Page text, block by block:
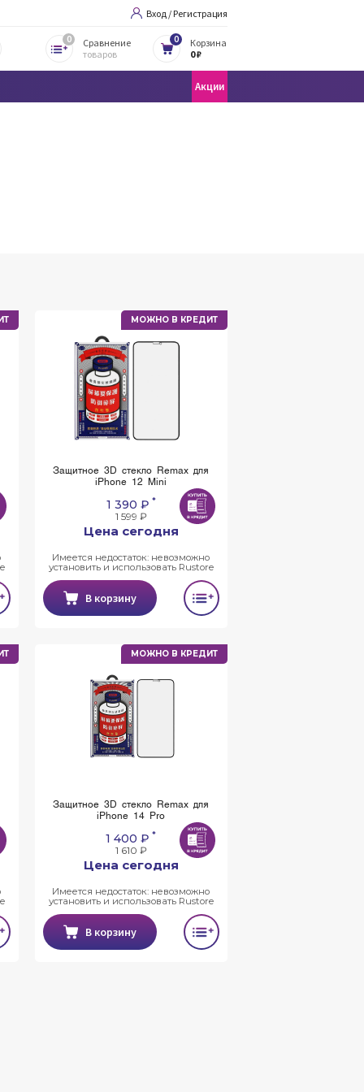
Вход / Регистрация
0
Сравнение
товаров
0
Корзина
0 ₽
Акции
МОЖНО В КРЕДИТ
Защитное 3D стекло Remax для
iPhone 12 Mini
1 390 ₽ *
1 599 ₽
Цена сегодня
Имеется недостаток: невозможно
установить и использовать Rustore
В корзину
МОЖНО В КРЕДИТ
Защитное 3D стекло Remax для
iPhone 14 Pro
1 400 ₽ *
1 610 ₽
Цена сегодня
Имеется недостаток: невозможно
установить и использовать Rustore
В корзину